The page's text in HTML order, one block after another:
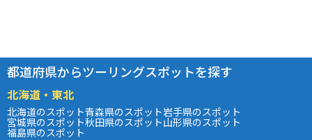
都道府県からツーリングスポットを探す
北海道・東北
北海道のスポット青森県のスポット岩手県のスポット
宮城県のスポット秋田県のスポット山形県のスポット
福島県のスポット